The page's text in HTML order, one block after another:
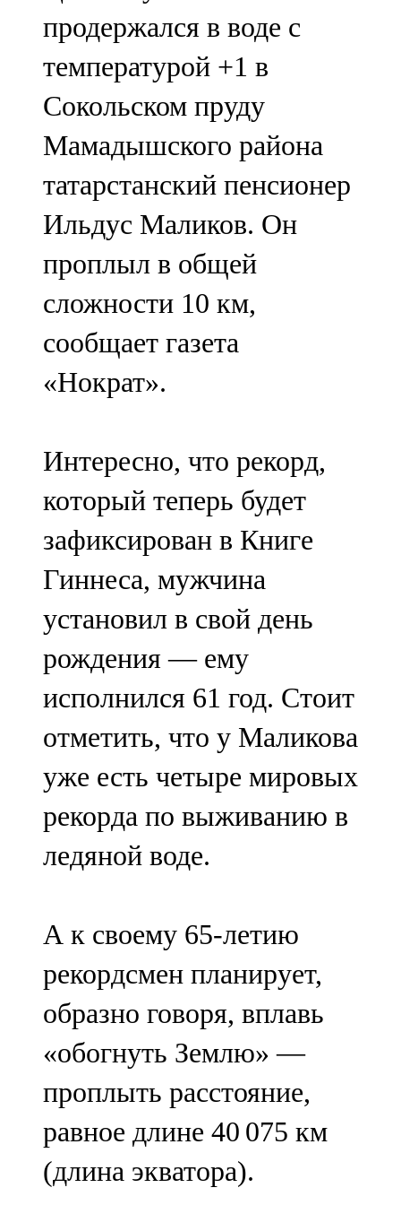
106,2 FM
Минзәлә
107,3 FM
Мөслим
100,0 FM
Нурлат
104,7 FM
Олы Әтнә
71,42 FM
Сарман
Теләче
106,1 FM
Түбән Кама
102,6 FM
Чирмешән
107,7 FM
Чистай
103,0 FM
Чүпрәле
91,0 FM
Шәмәрдән
Яңа чишмә
107,0 FM
Яр Чаллы
105,5 FM
продержался в воде с
температурой +1 в
Сокольском пруду
Мамадышского района
татарстанский пенсионер
Ильдус Маликов. Он
проплыл в общей
сложности 10 км,
сообщает газета
«Нократ».
Интересно, что рекорд,
который теперь будет
зафиксирован в Книге
Гиннеса, мужчина
установил в свой день
рождения — ему
исполнился 61 год. Стоит
отметить, что у Маликова
уже есть четыре мировых
рекорда по выживанию в
ледяной воде.
А к своему 65-летию
рекордсмен планирует,
образно говоря, вплавь
«обогнуть Землю» —
проплыть расстояние,
равное длине 40 075 км
(длина экватора).